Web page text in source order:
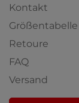
Kontakt
Größentabelle
Retoure
FAQ
Versand